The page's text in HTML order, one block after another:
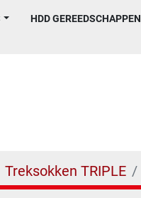
HDD GEREEDSCHAPPEN
Treksokken TRIPLE